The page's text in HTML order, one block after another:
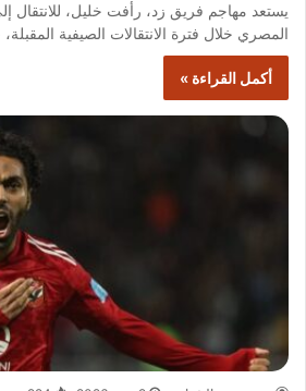
يستعد مهاجم فريق زد، رأفت خليل، للانتقال
المصري خلال فترة الانتقالات الصيفية
أكمل القراءة »